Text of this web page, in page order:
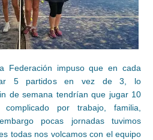
Federación impuso que en cada
5 partidos en vez de 3, lo
de semana tendrían que jugar 10
por trabajo, familia,
pocas jornadas tuvimos
todas nos volcamos con el equipo